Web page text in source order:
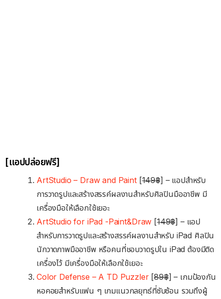
[แอปปล่อยฟรี]
ArtStudio – Draw and Pain‪t‬ [149฿] – แอปสำหรับ
การวาดรูปและสร้างสรรค์ผลงานสำหรับศิลปินมืออาชีพ มี
เครื่องมือให้เลือกใช้เยอะ
ArtStudio for iPad -Paint&Dra‪w‬ [149฿] – แอป
สำหรับการวาดรูปและสร้างสรรค์ผลงานสำหรับ iPad ศิลปิน
นักวาดภาพมืออาชีพ หรือคนที่ชอบวาดรูปใน iPad ต้องมีติด
เครื่องไว้ มีเครื่องมือให้เลือกใช้เยอะ
Color Defense – A TD Puzzle‪r[89฿] – เกมป้องกัน
หอคอยสำหรับแฟน ๆ เกมแนวกลยุทธ์ที่ซับซ้อน รวมถึงผู้